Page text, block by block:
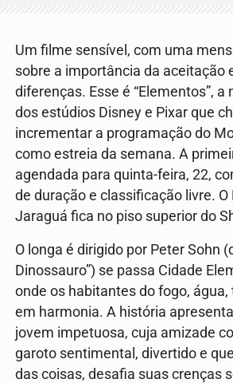
Um filme sensível, com uma
sobre a importância da aceitação
diferenças. Esse é “Elementos”, a
dos estúdios Disney e Pixar que
incrementar a programação do
como estreia da semana. A
agendada para quinta-feira, 22,
de duração e classificação livre.
Jaraguá fica no piso superior do
O longa é dirigido por Peter Sohn
Dinossauro”) se passa Cidade
onde os habitantes do fogo, água,
em harmonia. A história
jovem impetuosa, cuja amizade
garoto sentimental, divertido e
das coisas, desafia suas crenças